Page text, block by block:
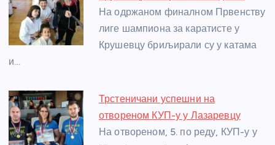
На одржаном финалном Првенству
лиге шампиона за каратисте у
Крушевцу бриљирали су у катама
и…
Трстеничани успешни на
отвореном КУП-у у Лазаревцу
На отвореном, 5. по реду, КУП-у у